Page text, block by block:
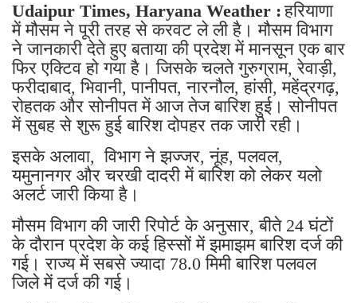
Udaipur Times, Haryana Weather : हरियाणा
में मौसम ने पूरी तरह से करवट ले ली है। मौसम विभाग
ने जानकारी देते हुए बताया की प्रदेश में मानसून एक बार
फिर एक्टिव हो गया है। जिसके चलते गुरुग्राम, रेवाड़ी,
फरीदाबाद, भिवानी, पानीपत, नारनौल, हांसी, महेंद्रगढ़,
रोहतक और सोनीपत में आज तेज बारिश हुई। सोनीपत
में सुबह से शुरू हुई बारिश दोपहर तक जारी रही।
इसके अलावा, विभाग ने झज्जर, नूंह, पलवल,
यमुनानगर और चरखी दादरी में बारिश को लेकर यलो
अलर्ट जारी किया है।
मौसम विभाग की जारी रिपोर्ट के अनुसार, बीते 24 घंटों
के दौरान प्रदेश के कई हिस्सों में झमाझम बारिश दर्ज की
गई। राज्य में सबसे ज्यादा 78.0 मिमी बारिश पलवल
जिले में दर्ज की गई।